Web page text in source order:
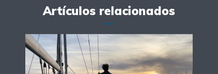
Artículos relacionados